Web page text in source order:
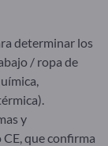
determinar los
/ ropa de
y
que confirma